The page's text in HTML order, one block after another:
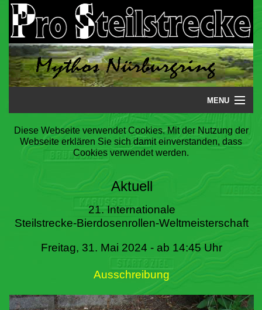
MENU
Startseite
Steilstrecke
Literatur
Termine
Diese Webseite verwendet Cookies. Mit der Nutzung der
Webseite erklären Sie sich damit einverstanden, dass
Cookies verwendet werden.
Aktuell
21. Internationale
Steilstrecke-Bierdosenrollen-Weltmeisterschaft
Freitag, 31. Mai 2024 - ab 14:45 Uhr
Ausschreibung